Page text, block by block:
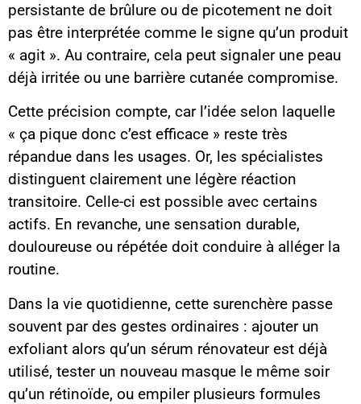
persistante de brûlure ou de picotement ne doit
pas être interprétée comme le signe qu’un produit
« agit ». Au contraire, cela peut signaler une peau
déjà irritée ou une barrière cutanée compromise.
Cette précision compte, car l’idée selon laquelle
« ça pique donc c’est efficace » reste très
répandue dans les usages. Or, les spécialistes
distinguent clairement une légère réaction
transitoire. Celle-ci est possible avec certains
actifs. En revanche, une sensation durable,
douloureuse ou répétée doit conduire à alléger la
routine.
Dans la vie quotidienne, cette surenchère passe
souvent par des gestes ordinaires : ajouter un
exfoliant alors qu’un sérum rénovateur est déjà
utilisé, tester un nouveau masque le même soir
qu’un rétinoïde, ou empiler plusieurs formules